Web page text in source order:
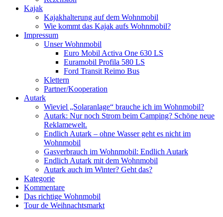
Kajak
Kajakhalterung auf dem Wohnmobil
Wie kommt das Kajak aufs Wohnmobil?
Impressum
Unser Wohnmobil
Euro Mobil Activa One 630 LS
Euramobil Profila 580 LS
Ford Transit Reimo Bus
Klettern
Partner/Kooperation
Autark
Wieviel „Solaranlage“ brauche ich im Wohnmobil?
Autark: Nur noch Strom beim Camping? Schöne neue
Reklamewelt.
Endlich Autark – ohne Wasser geht es nicht im
Wohnmobil
Gasverbrauch im Wohnmobil: Endlich Autark
Endlich Autark mit dem Wohnmobil
Autark auch im Winter? Geht das?
Kategorie
Kommentare
Das richtige Wohnmobil
Tour de Weihnachtsmarkt